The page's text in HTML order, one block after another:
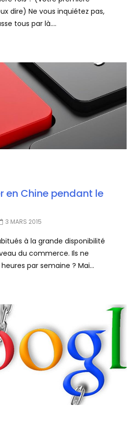
dire) Ne vous inquiétez pas,
tous par là....
en Chine pendant le
3 MARS 2015
à la grande disponibilité
du commerce. Ils ne
par semaine ? Mai...